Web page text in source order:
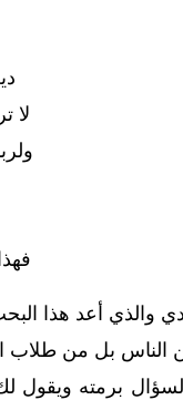
لا
والذي أعد هذا
الناس بل من طلاب
برمته